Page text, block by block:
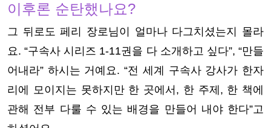
이후론 순탄했나요?
그 뒤로도 페리 장로님이 얼마나 다그치셨는지 몰라
요. “구속사 시리즈 1-11권을 다 소개하고 싶다”, “만들
어내라” 하시는 거예요. “전 세계 구속사 강사가 한자
리에 모이지는 못하지만 한 곳에서, 한 주제, 한 책에
관해 전부 다룰 수 있는 배경을 만들어 내야 한다”고